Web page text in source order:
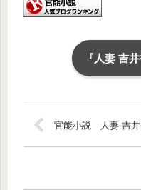
『人妻 吉
官能小説 人妻 吉井